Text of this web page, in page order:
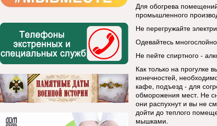
Для обогрева
промышленного
Не перегружайте
Одевайтесь
Не пейте спиртного -
Как только на прогулке
конечностей,
кафе, подъезд - для
обморожения мест. Не
они распухнут и вы не
дойти до теплого
мышками.